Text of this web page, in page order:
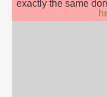
exactly the same